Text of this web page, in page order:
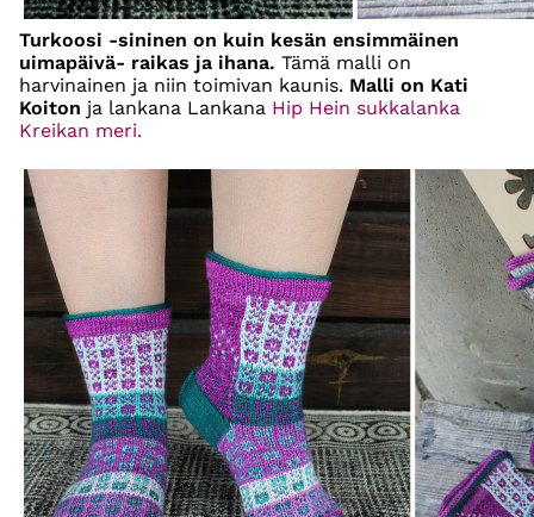
Turkoosi -sininen on kuin kesän ensimmäinen
uimapäivä- raikas ja ihana. Tämä malli on
harvinainen ja niin toimivan kaunis. Malli on Kati
Koiton ja lankana Lankana Hip Hein sukkalanka
Kreikan meri.